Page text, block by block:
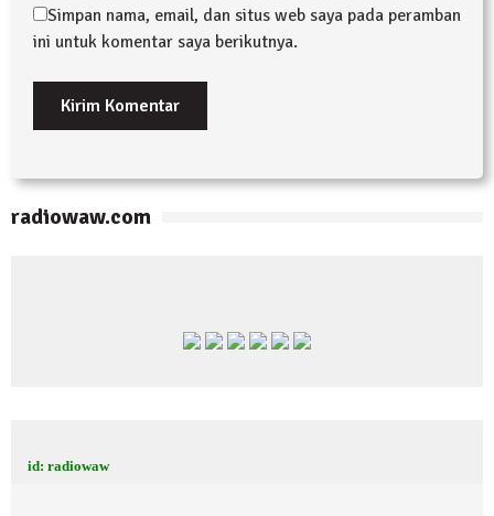
Simpan nama, email, dan situs web saya pada peramban
ini untuk komentar saya berikutnya.
radiowaw.com
id: radiowaw